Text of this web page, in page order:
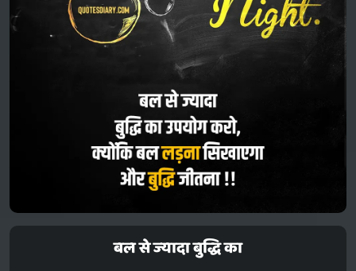
बल से ज्यादा बुद्धि का